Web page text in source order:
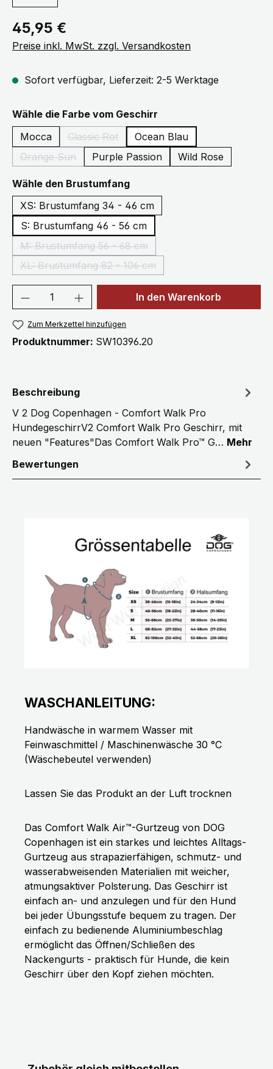
Regulärer Preis:
45,95 €
Preise inkl. MwSt. zzgl. Versandkosten
Sofort verfügbar, Lieferzeit: 2-5 Werktage
Wähle die Farbe vom Geschirr
Mocca
Classic Rot
(Diese Option ist zurzeit nicht verfügbar.)
Ocean Blau
Orange Sun
(Diese Option ist zurzeit nicht verfügbar.)
Purple Passion Wild Rose
Wähle den Brustumfangauswählen
XS: Brustumfang 34 - 46 cm
S: Brustumfang 46 - 56 cm
M: Brustumfang 56 - 68 cm
(Diese Option ist zurzeit nicht verfügbar.)
XL: Brustumfang 82 - 106 cm
(Diese Option ist zurzeit nicht verfügbar.)
Produkt Anzahl: Gib denIn den Warenkorb
Zum Merkzettel hinzufügen
Produktnummer: SW10396.20
Beschreibung
V 2 Dog Copenhagen - Comfort Walk Pro
HundegeschirrV2 Comfort Walk Pro Geschirr, mit
neuen "Features"Das Comfort Walk Pro™ G… Mehr
Bewertungen
WASCHANLEITUNG:
Handwäsche in warmem Wasser mit
Feinwaschmittel / Maschinenwäsche 30 °C
(Wäschebeutel verwenden)
Lassen Sie das Produkt an der Luft trocknen
Das Comfort Walk Air™-Gurtzeug von DOG
Copenhagen ist ein starkes und leichtes Alltags-
Gurtzeug aus strapazierfähigen, schmutz- und
wasserabweisenden Materialien mit weicher,
atmungsaktiver Polsterung. Das Geschirr ist
einfach an- und anzulegen und für den Hund
bei jeder Übungsstufe bequem zu tragen. Der
einfach zu bedienende Aluminiumbeschlag
ermöglicht das Öffnen/Schließen des
Nackengurts - praktisch für Hunde, die kein
Geschirr über den Kopf ziehen möchten.